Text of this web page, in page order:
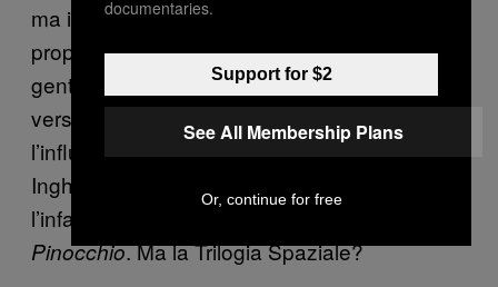
ma in effetti una particolarità di Lewis sembra
proprio essere quella di attrarre al suo mondo
gente che poi di quel mondo restituisce una
versione… come dire, eretica. Solo che ecco,
l’influenza di Narnia è comprensibile: in
Inghilterra è un classico della narrativa per
l’infanzia come da noi è, che ne so,
Pinocchio. Ma la Trilogia Spaziale?
documentaries.
Support for $2
See All Membership Plans
Or, continue for free